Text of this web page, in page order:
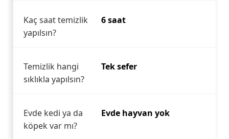
Kaç saat temizlik
yapılsın?
6 saat
Temizlik hangi
sıklıkla yapılsın?
Tek sefer
Evde kedi ya da
köpek var mı?
Evde hayvan yok